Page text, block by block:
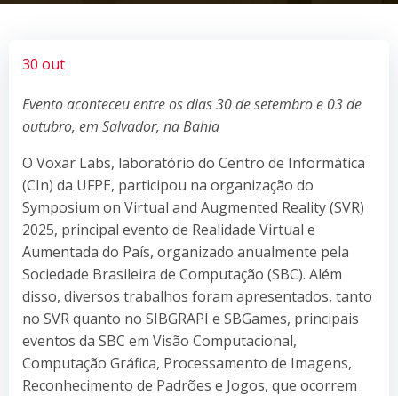
30 out
Evento aconteceu entre os dias 30 de setembro e 03 de
outubro, em Salvador, na Bahia
O Voxar Labs, laboratório do Centro de Informática
(CIn) da UFPE, participou na organização do
Symposium on Virtual and Augmented Reality (SVR)
2025, principal evento de Realidade Virtual e
Aumentada do País, organizado anualmente pela
Sociedade Brasileira de Computação (SBC). Além
disso, diversos trabalhos foram apresentados, tanto
no SVR quanto no SIBGRAPI e SBGames, principais
eventos da SBC em Visão Computacional,
Computação Gráfica, Processamento de Imagens,
Reconhecimento de Padrões e Jogos, que ocorrem